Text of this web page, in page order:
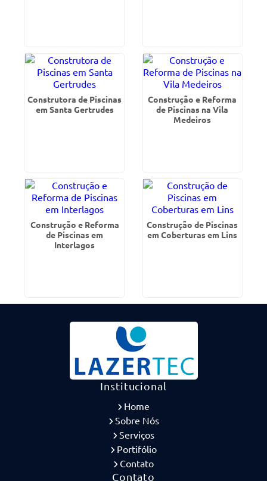
Construtora de Piscinas
em Santa Gertrudes
Construção e Reforma
de Piscinas na Vila
Medeiros
Construção e Reforma
de Piscinas em
Interlagos
Construção de Piscinas
em Coberturas em Lins
Institucional
Home
Sobre Nós
Serviços
Portifólio
Contato
Contato